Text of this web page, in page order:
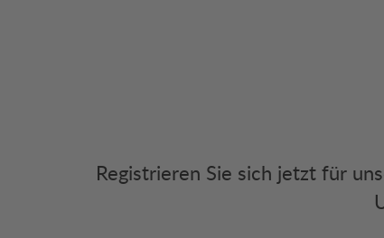
Registrieren Sie sich jetzt für